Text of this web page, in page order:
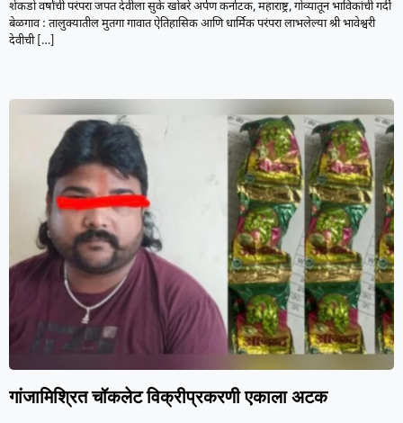
शेकडो वर्षांची परंपरा जपत देवीला सुके खोबरे अर्पण कर्नाटक, महाराष्ट्र, गोव्यातून भाविकांची गर्दी
बेळगाव : तालुक्यातील मुतगा गावात ऐतिहासिक आणि धार्मिक परंपरा लाभलेल्या श्री भावेश्वरी
देवीची[…]
गांजामिश्रित चॉकलेट विक्रीप्रकरणी एकाला अटक